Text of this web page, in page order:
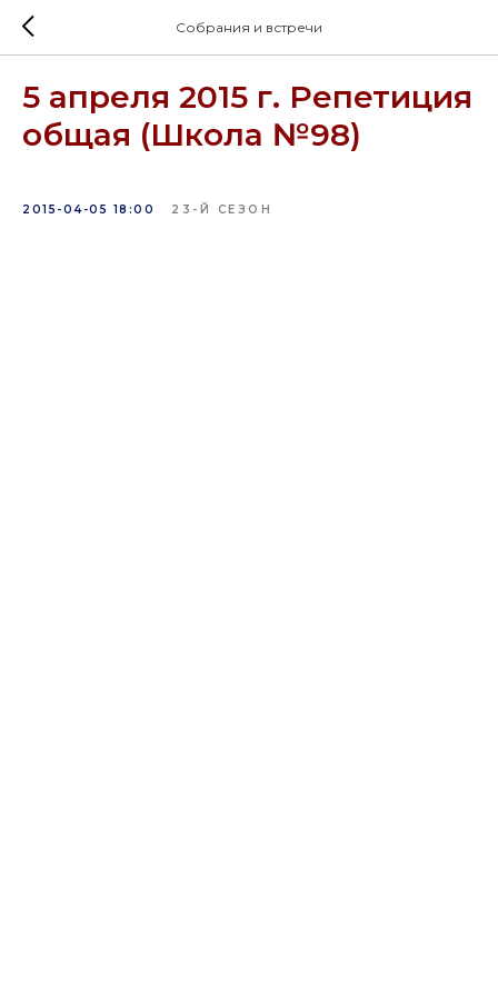
Собрания и встречи
5 апреля 2015 г. Репетиция
общая (Школа №98)
2015-04-05 18:00 23-Й СЕЗОН